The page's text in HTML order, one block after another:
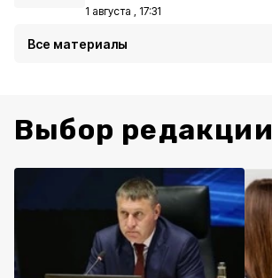
1 августа , 17:31
Все материалы
Выбор редакции